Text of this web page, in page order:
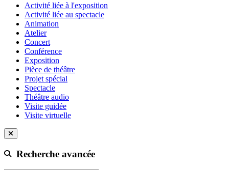
Activité liée à l'exposition
Activité liée au spectacle
Animation
Atelier
Concert
Conférence
Exposition
Pièce de théâtre
Projet spécial
Spectacle
Théâtre audio
Visite guidée
Visite virtuelle
Recherche avancée